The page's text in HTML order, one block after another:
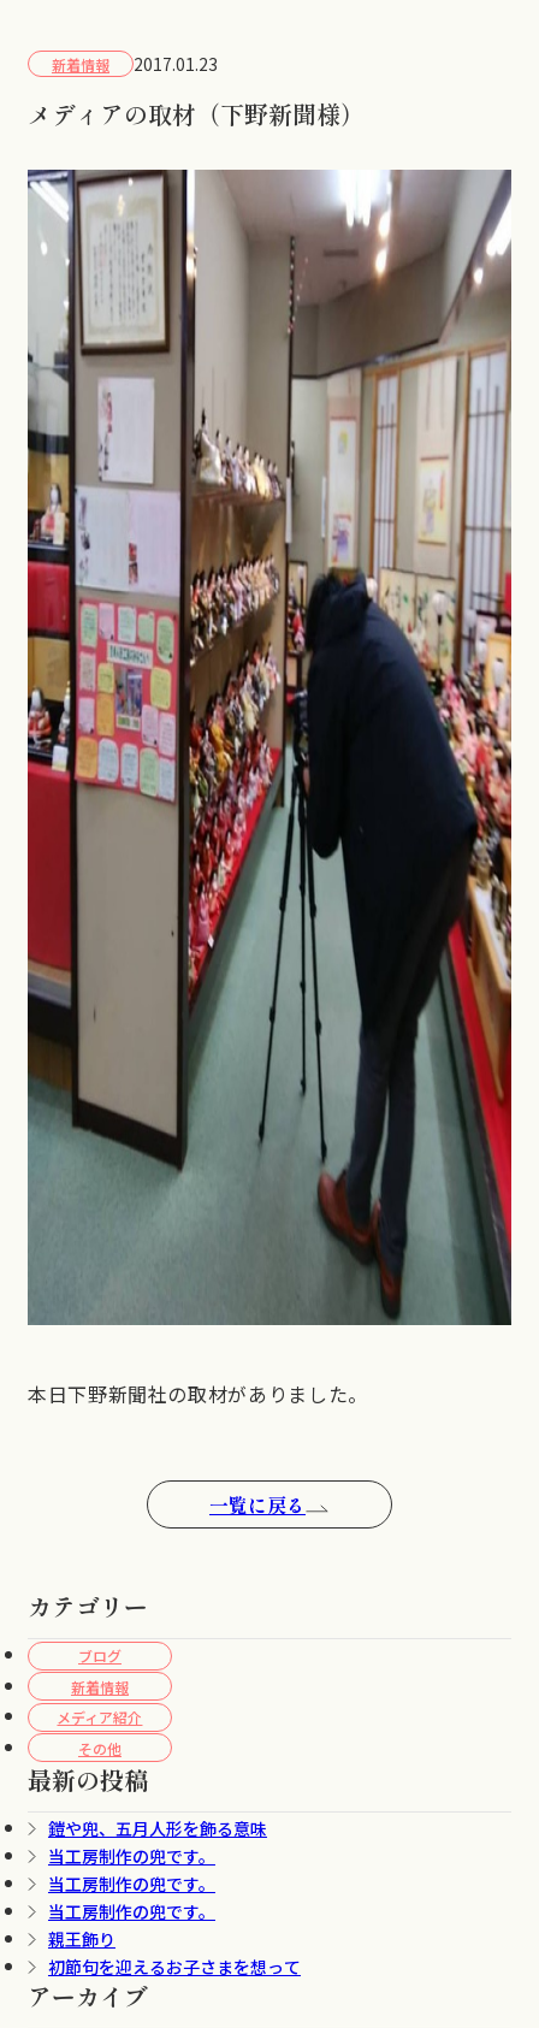
カテゴリー
ブログ
新着情報
メディア紹介
その他
最新の投稿
鎧や兜、五月人形を飾る意味
当工房制作の兜です。
当工房制作の兜です。
当工房制作の兜です。
親王飾り
初節句を迎えるお子さまを想って
アーカイブ
新着情報 2017.01.23
メディアの取材（下野新聞様）
本日下野新聞社の取材がありました。
一覧に戻る